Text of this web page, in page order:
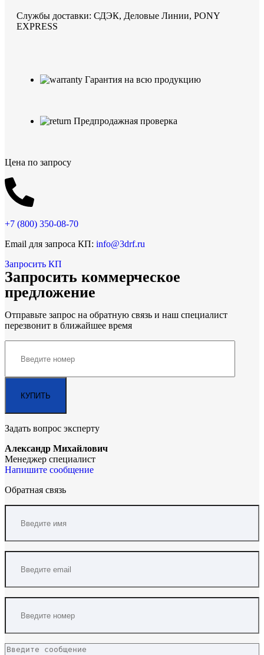
Службы доставки: СДЭК, Деловые Линии, PONY
EXPRESS
Гарантия на всю продукцию
Предпродажная проверка
Цена по запросу
+7 (800) 350-08-70
Email для запроса КП: info@3drf.ru
Запросить КП
Запросить коммерческое
предложение
Отправьте запрос на обратную связь и наш специалист
перезвонит в ближайшее время
Задать вопрос эксперту
Александр Михайлович
Менеджер специалист
Напишите сообщение
Обратная связь